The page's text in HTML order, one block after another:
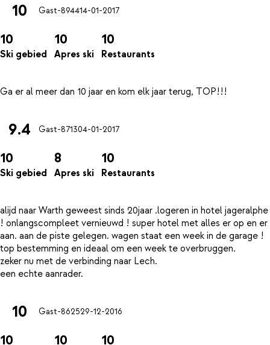
10 Gast-894414-01-2017
10
Ski gebied
10
Apres ski
10
Restaurants
9.4 Gast-871304-01-2017
10
Ski gebied
8
Apres ski
10
Restaurants
alijd naar Warth geweest sinds 20jaar .logeren in hotel jageralphe
! onlangscompleet vernieuwd ! super hotel met alles er op en er
aan. aan de piste gelegen. wagen staat een week in de garage !
top bestemming en ideaal om een week te overbruggen.
zeker nu met de verbinding naar Lech.
10 Gast-862529-12-2016
10 10 10